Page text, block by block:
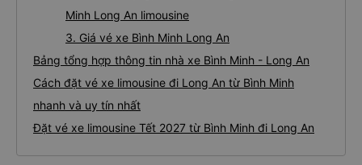
Minh Long An limousine
3. Giá vé xe Bình Minh Long An
Bảng tổng hợp thông tin nhà xe Bình Minh - Long An
Cách đặt vé xe limousine đi Long An từ Bình Minh
nhanh và uy tín nhất
Đặt vé xe limousine Tết 2027 từ Bình Minh đi Long An